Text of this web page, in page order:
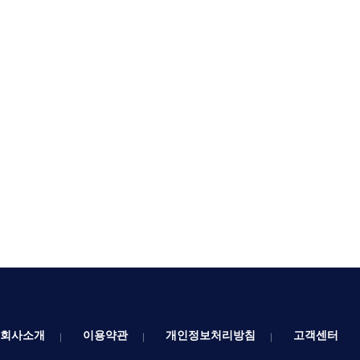
회사소개 이용약관 개인정보처리방침 고객센터